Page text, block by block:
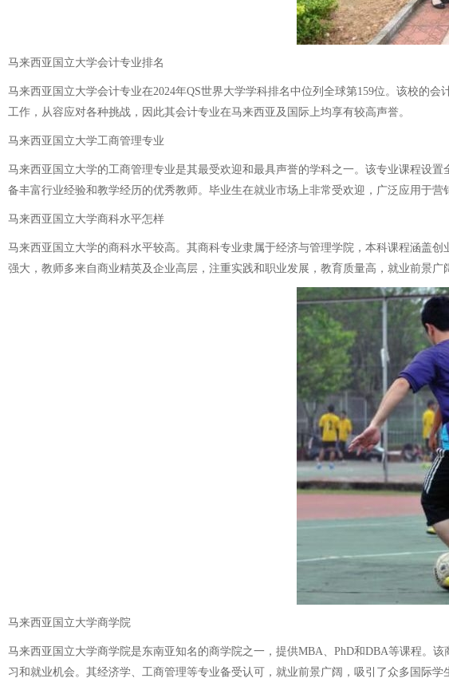
马来西亚国立大学会计专业排名
马来西亚国立大学会计专业在2024年QS世界大学学科排名中位列全球第159位。该校的
工作，从容应对各种挑战，因此其会计专业在马来西亚及国际上均享有较高声誉。
马来西亚国立大学工商管理专业
马来西亚国立大学的工商管理专业是其最受欢迎和最具声誉的学科之一。该专业课程设
备丰富行业经验和教学经历的优秀教师。毕业生在就业市场上非常受欢迎，广泛应用于营
马来西亚国立大学商科水平怎样
马来西亚国立大学的商科水平较高。其商科专业隶属于经济与管理学院，本科课程涵盖
强大，教师多来自商业精英及企业高层，注重实践和职业发展，教育质量高，就业前景广
马来西亚国立大学商学院
马来西亚国立大学商学院是东南亚知名的商学院之一，提供MBA、PhD和DBA等课程。
习和就业机会。其经济学、工商管理等专业备受认可，就业前景广阔，吸引了众多国际学